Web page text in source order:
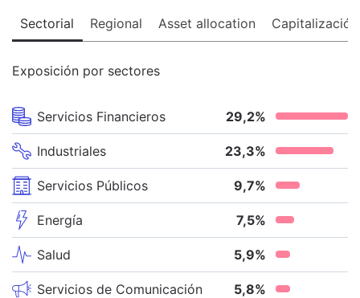
Sectorial Regional Asset allocation Capitalización
Exposición por sectores
Servicios Financieros 29,2%
Industriales 23,3%
Servicios Públicos 9,7%
Energía 7,5%
Salud 5,9%
Servicios de Comunicación 5,8%